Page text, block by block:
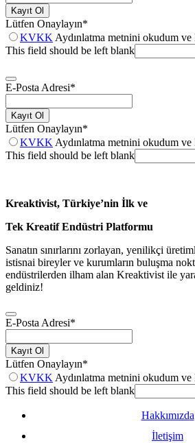
Kayıt Ol
Lütfen Onaylayın*
KVKK Aydınlatma metnini okudum
This field should be left blank
E-Posta Adresi*
Kayıt Ol
Lütfen Onaylayın*
KVKK Aydınlatma metnini okudum
This field should be left blank
Kreaktivist, Türkiye’nin İlk ve
Tek Kreatif Endüstri Platformu
Sanatın sınırlarını zorlayan, yenilikçi
istisnai bireyler ve kurumların buluşma
endüstrilerden ilham alan Kreaktivist ile
geldiniz!
E-Posta Adresi*
Kayıt Ol
Lütfen Onaylayın*
KVKK Aydınlatma metnini okudum
This field should be left blank
Hakkımızda
İletişim